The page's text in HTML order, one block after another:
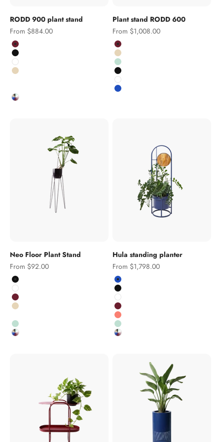
RODD 900 plant stand
Sale price
From $884.00
Color
Burgundy
Black
White
Salmon Pink
Pistachio Green
Custom RAL color
Plant stand RODD 600
Sale price
From $1,008.00
Colour
Burgundy
Salmon pink
Pistachio
Black
White
Cobalt
Neo Floor Plant Stand
Sale price
From $92.00
Colour
Black
White
Burgundy
Salmon pink
Kobalt
Pistachio
Custom RAL colour
Hula standing planter
Sale price
From $1,798.00
Colour
Cobalt
Black
White
Burgundy
Salmon
Pistachio
Custom RAL colour